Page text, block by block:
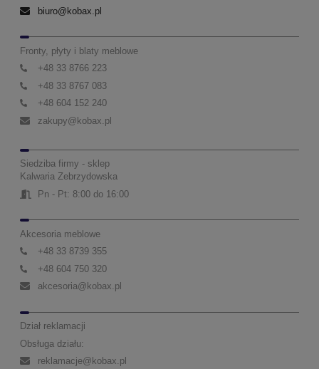
biuro@kobax.pl
Fronty, płyty i blaty meblowe
+48 33 8766 223
+48 33 8767 083
+48 604 152 240
zakupy@kobax.pl
Siedziba firmy - sklep
Kalwaria Zebrzydowska
Pn - Pt: 8:00 do 16:00
Akcesoria meblowe
+48 33 8739 355
+48 604 750 320
akcesoria@kobax.pl
Dział reklamacji
Obsługa działu:
reklamacje@kobax.pl